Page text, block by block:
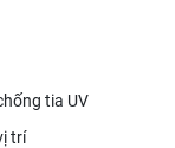
tia UV
trí